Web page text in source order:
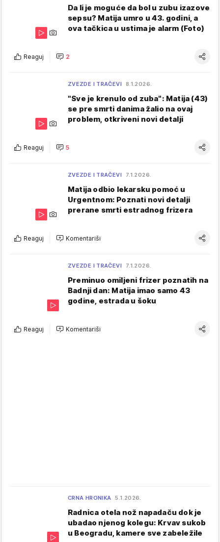
Da li je moguće da bol u zubu izazove
sepsu? Matija umro u 43. godini, a
ova tačkica u ustima je alarm (Foto)
Reaguj 2
ZVEZDE I TRAČEVI 8.1.2026.
"Sve je krenulo od zuba": Matija (43)
se pre smrti danima žalio na ovaj
problem, otkriveni novi detalji
Reaguj 5
ZVEZDE I TRAČEVI 7.1.2026.
Matija odbio lekarsku pomoć u
Urgentnom: Poznati novi detalji
prerane smrti estradnog frizera
Reaguj Komentariši
ZVEZDE I TRAČEVI 7.1.2026.
Preminuo omiljeni frizer poznatih na
Badnji dan: Matija imao samo 43
godine, estrada u šoku
Reaguj Komentariši
CRNA HRONIKA 5.1.2026.
Radnica otela nož napadaču dok je
ubadao njenog kolegu: Krvav sukob
u Beogradu, kamere sve zabeležile